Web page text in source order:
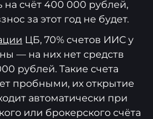
счёт 400 000 рублей,
за этот год не будет.
ЦБ, 70% счетов ИИС у
— на них нет средств
рублей. Такие счета
пробными, их открытие
автоматически при
или брокерского счёта